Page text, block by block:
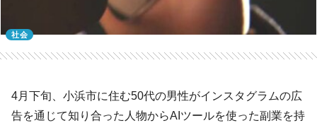
社会
4月下旬、小浜市に住む50代の男性がインスタグラムの広
告を通じて知り合った人物からAIツールを使った副業を持